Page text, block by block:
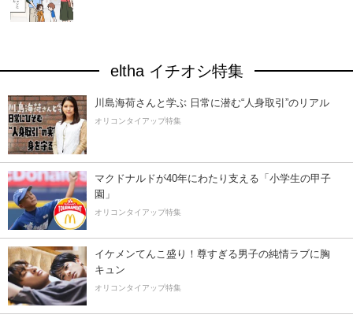
eltha イチオシ特集
川島海荷さんと学ぶ 日常に潜む“人身取引”のリアル
オリコンタイアップ特集
マクドナルドが40年にわたり支える「小学生の甲子
園」
オリコンタイアップ特集
イケメンてんこ盛り！尊すぎる男子の純情ラブに胸
キュン
オリコンタイアップ特集